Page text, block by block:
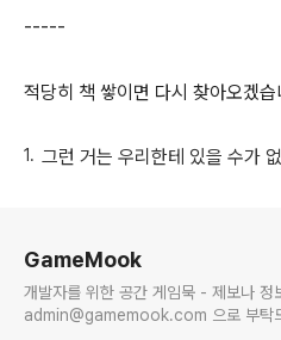
-----
적당히 책 쌓이면 다시 찾아오겠습
그런 거는 우리한테 있을 수가
GameMook
개발자를 위한 공간 게임묵 - 제보나 정보는
admin@gamemook.com 으로 부탁